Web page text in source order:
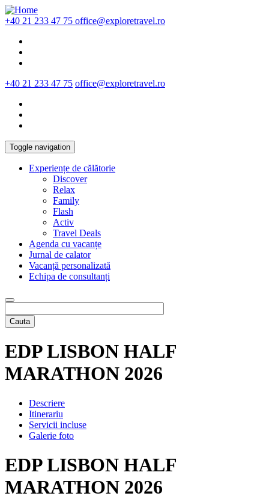
Skip to main content
+40 21 233 47 75 office@exploretravel.ro
+40 21 233 47 75 office@exploretravel.ro
Toggle navigation
Experiențe de călătorie
Discover
Relax
Family
Flash
Activ
Travel Deals
Agenda cu vacanțe
Jurnal de calator
Vacanță personalizată
Echipa de consultanți
Cauta
EDP LISBON HALF
MARATHON 2026
Descriere
Itinerariu
Servicii incluse
Galerie foto
EDP LISBON HALF
MARATHON 2026